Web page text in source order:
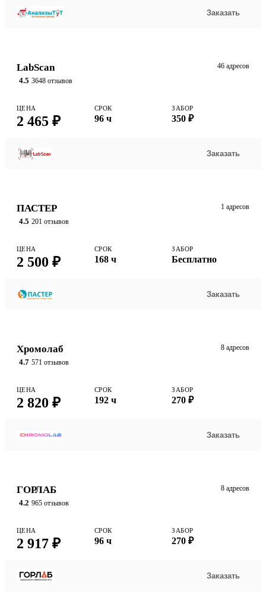
Заказать
LabScan
4.5 3648 отзывов
46 адресов
ЦЕНА
2 465 ₽
СРОК
96 ч
ЗАБОР
350 ₽
Заказать
ПАСТЕР
4.5 201 отзывов
1 адресов
ЦЕНА
2 500 ₽
СРОК
168 ч
ЗАБОР
Бесплатно
Заказать
Хромолаб
4.7 571 отзывов
8 адресов
ЦЕНА
2 820 ₽
СРОК
192 ч
ЗАБОР
270 ₽
Заказать
ГОРЛАБ
4.2 965 отзывов
8 адресов
ЦЕНА
2 917 ₽
СРОК
96 ч
ЗАБОР
270 ₽
Заказать